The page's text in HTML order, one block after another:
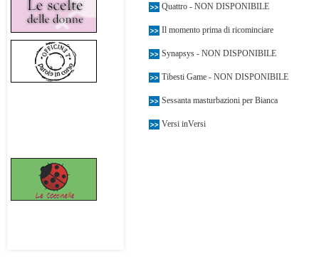
Quattro - NON DISPONIBILE
Il momento prima di ricominciare
Synapsys - NON DISPONIBILE
Tibesti Game - NON DISPONIBILE
Sessanta masturbazioni per Bianca
Versi inVersi